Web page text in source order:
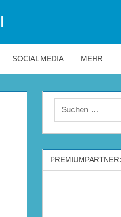
SOCIAL MEDIA MEHR
PREMIUMPARTNER: